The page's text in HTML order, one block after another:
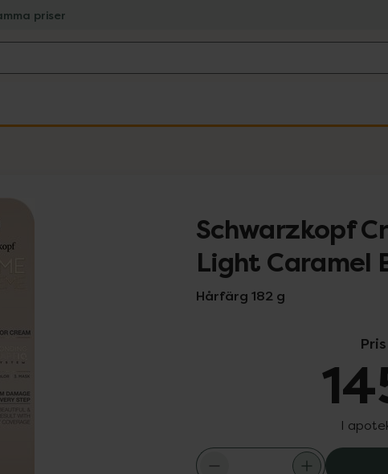
priser
Schwarzkopf
Light Caramel
Hårfärg 182 g
I